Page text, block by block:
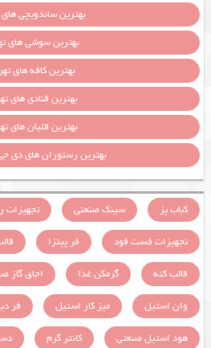
بهترین ساندویچی
بهترین سوشی های
بهترین کافه های
بهترین قنادی های
بهترین قلیان های
بهترین رستوران های دی
کباب پز سینک صنعتی
تجهیزات
تجهیزات فست فود
فر پیتزا
قالب کته
گرمکن غذا اجاق گاز
وان استیل
میز کار استیل فر
هود استیل صنعتی
کانتر گرم